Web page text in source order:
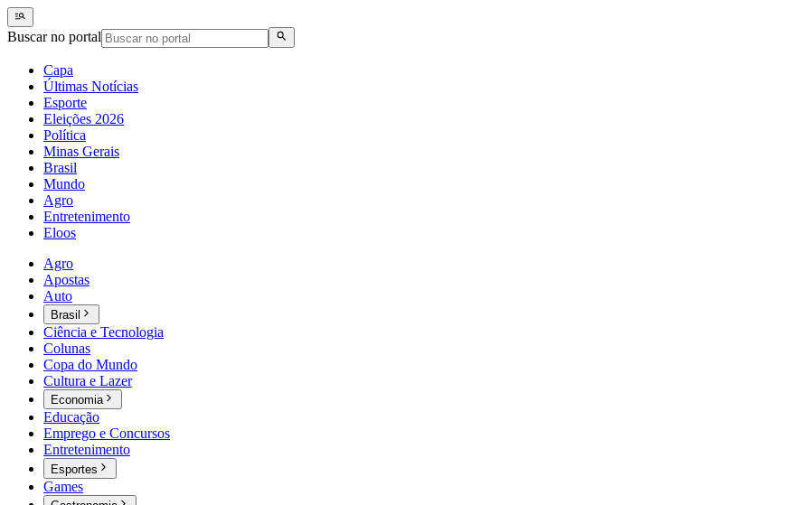
Buscar no portal
Capa
Últimas Notícias
Esporte
Eleições 2026
Política
Minas Gerais
Brasil
Mundo
Agro
Entretenimento
Eloos
Agro
Apostas
Auto
Brasil
Ciência e Tecnologia
Colunas
Copa do Mundo
Cultura e Lazer
Economia
Educação
Emprego e Concursos
Entretenimento
Esportes
Games